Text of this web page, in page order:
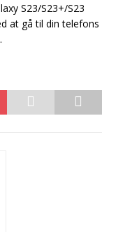
S23/S23+/S23
at gå til din telefons